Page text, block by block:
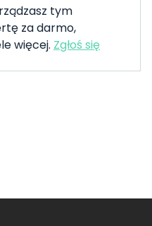
tym
za darmo,
więcej. Zgłoś się